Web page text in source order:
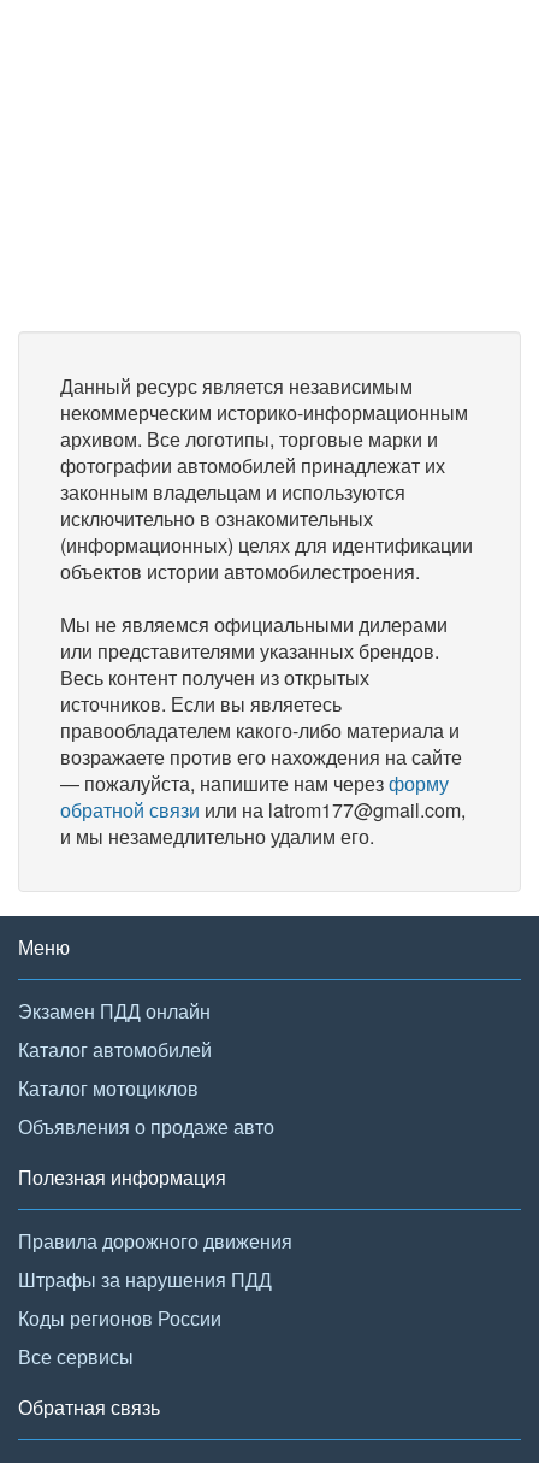
Данный ресурс является независимым
некоммерческим историко-информационным
архивом. Все логотипы, торговые марки и
фотографии автомобилей принадлежат их
законным владельцам и используются
исключительно в ознакомительных
(информационных) целях для идентификации
объектов истории автомобилестроения.
Мы не являемся официальными дилерами
или представителями указанных брендов.
Весь контент получен из открытых
источников. Если вы являетесь
правообладателем какого-либо материала и
возражаете против его нахождения на сайте
— пожалуйста, напишите нам черезформу
обратной связи или на latrom177@gmail.com,
и мы незамедлительно удалим его.
Меню
Экзамен ПДД онлайн
Каталог автомобилей
Каталог мотоциклов
Объявления о продаже авто
Полезная информация
Правила дорожного движения
Штрафы за нарушения ПДД
Коды регионов России
Все сервисы
Обратная связь